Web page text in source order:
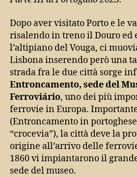
Dopo aver visitato Porto e le
risalendo in treno il Douro ed
l’altipiano del Vouga, ci
Lisbona inserendo però una
strada fra le due città sorge
Entroncamento, sede del
Ferroviário, uno dei più
ferrovie in Europa.
(Entroncamento in
“crocevia”), la città deve la
origine all’arrivo delle
1860 vi impiantarono il
sede del museo.